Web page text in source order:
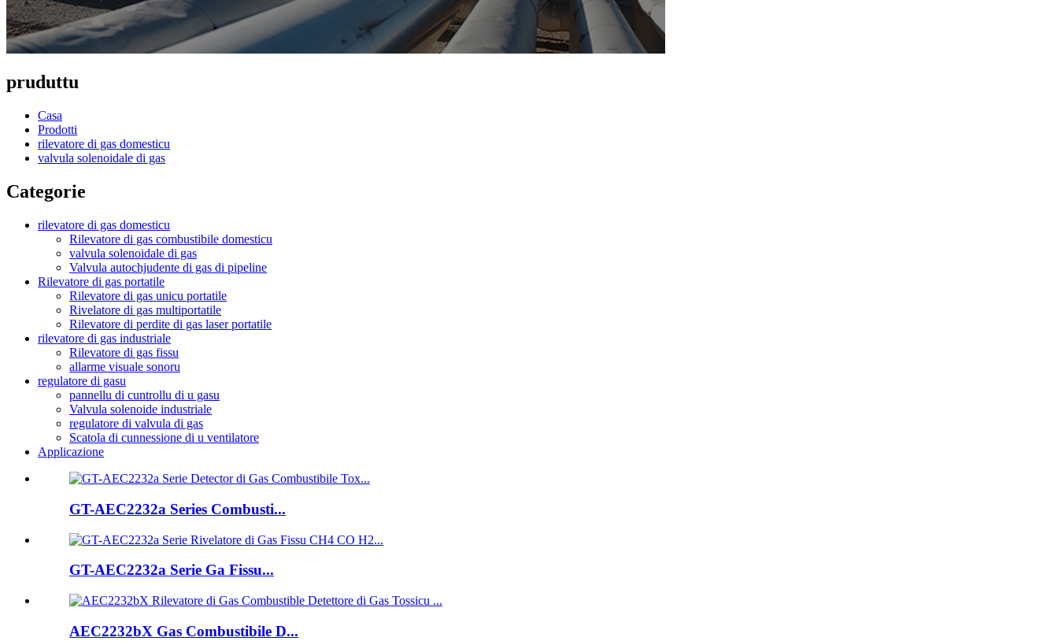
pruduttu
Casa
Prodotti
rilevatore di gas domesticu
valvula solenoidale di gas
Categorie
rilevatore di gas domesticu
Rilevatore di gas combustibile domesticu
valvula solenoidale di gas
Valvula autochjudente di gas di pipeline
Rilevatore di gas portatile
Rilevatore di gas unicu portatile
Rivelatore di gas multiportatile
Rilevatore di perdite di gas laser portatile
rilevatore di gas industriale
Rilevatore di gas fissu
allarme visuale sonoru
regulatore di gasu
pannellu di cuntrollu di u gasu
Valvula solenoide industriale
regulatore di valvula di gas
Scatola di cunnessione di u ventilatore
Applicazione
GT-AEC2232a Series Combusti...
GT-AEC2232a Serie Ga Fissu...
AEC2232bX Gas Combustibile D...